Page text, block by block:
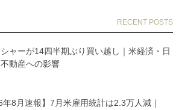
ャーが14四半期ぶり買い越し｜米経済・日
動産への影響
年8月速報】7月米雇用統計は2.3万人減｜